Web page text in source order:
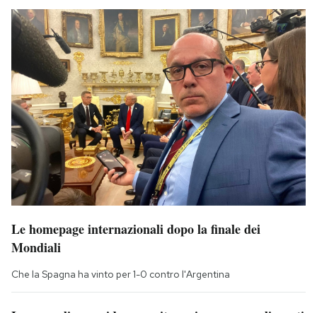
Le homepage internazionali dopo la finale dei
Mondiali
Che la Spagna ha vinto per 1-0 contro l'Argentina